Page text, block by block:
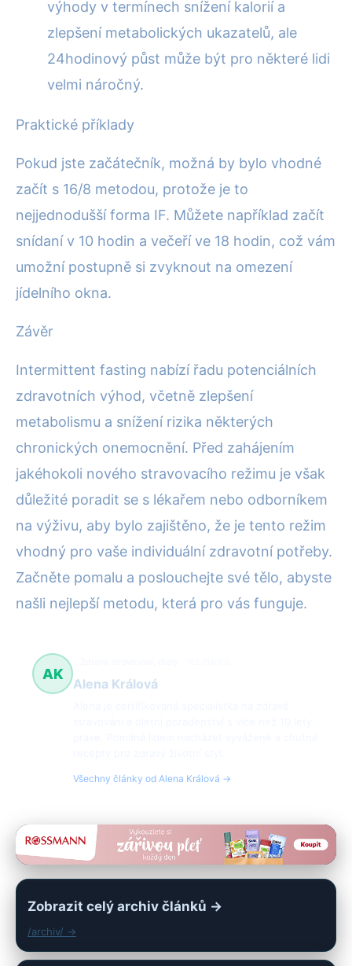
výhody v termínech snížení kalorií a
zlepšení metabolických ukazatelů, ale
24hodinový půst může být pro některé lidi
velmi náročný.
Praktické příklady
Pokud jste začátečník, možná by bylo vhodné
začít s 16/8 metodou, protože je to
nejjednodušší forma IF. Můžete například začít
snídaní v 10 hodin a večeří ve 18 hodin, což vám
umožní postupně si zvyknout na omezení
jídelního okna.
Závěr
Intermittent fasting nabízí řadu potenciálních
zdravotních výhod, včetně zlepšení
metabolismu a snížení rizika některých
chronických onemocnění. Před zahájením
jakéhokoli nového stravovacího režimu je však
důležité poradit se s lékařem nebo odborníkem
na výživu, aby bylo zajištěno, že je tento režim
vhodný pro vaše individuální zdravotní potřeby.
Začněte pomalu a poslouchejte své tělo, abyste
našli nejlepší metodu, která pro vás funguje.
AK
Alena Králová
Všechny články od Alena Králová →
Zobrazit celý archiv článků →
/archiv/ →